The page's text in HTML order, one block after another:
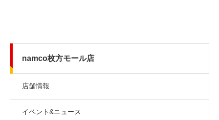
namco枚方モール店
店舗情報
イベント&ニュース